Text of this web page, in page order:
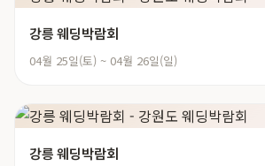
강릉 웨딩박람회
04월 25일(토) ~ 04월 26일(일)
강릉 웨딩박람회